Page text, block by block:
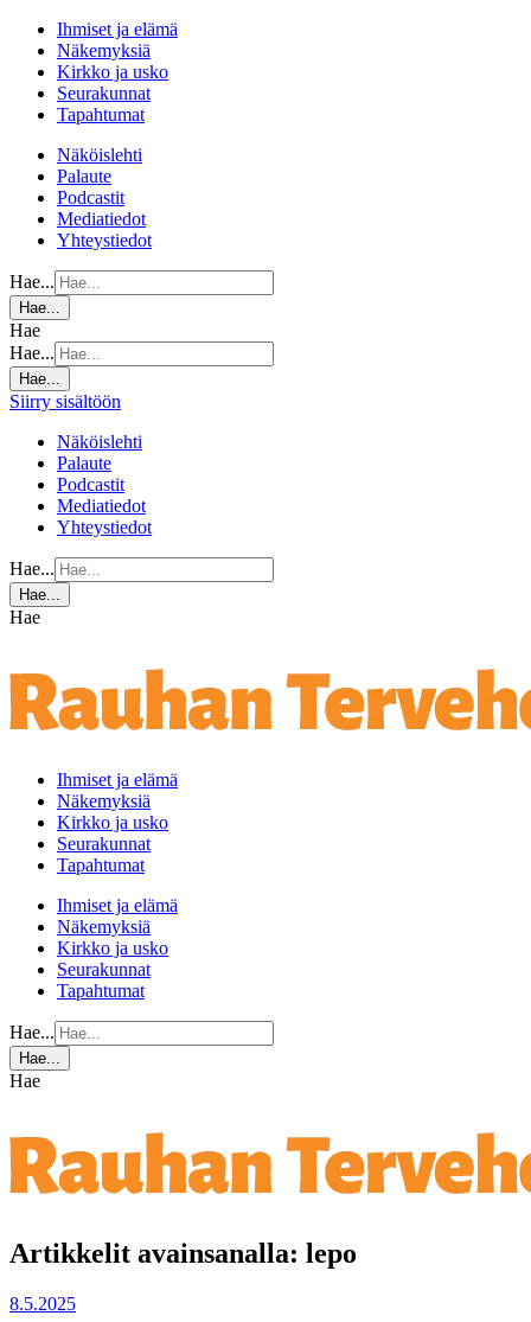
Ihmiset ja elämä
Näkemyksiä
Kirkko ja usko
Seurakunnat
Tapahtumat
Näköislehti
Palaute
Podcastit
Mediatiedot
Yhteystiedot
Hae...
Hae...
Hae
Hae...
Hae...
Siirry sisältöön
Näköislehti
Palaute
Podcastit
Mediatiedot
Yhteystiedot
Hae...
Hae...
Hae
Ihmiset ja elämä
Näkemyksiä
Kirkko ja usko
Seurakunnat
Tapahtumat
Ihmiset ja elämä
Näkemyksiä
Kirkko ja usko
Seurakunnat
Tapahtumat
Hae...
Hae...
Hae
Artikkelit avainsanalla: lepo
8.5.2025